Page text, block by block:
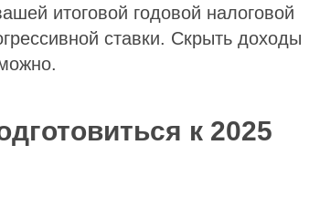
итоговой годовой налоговой
ставки. Скрыть доходы
к 2025